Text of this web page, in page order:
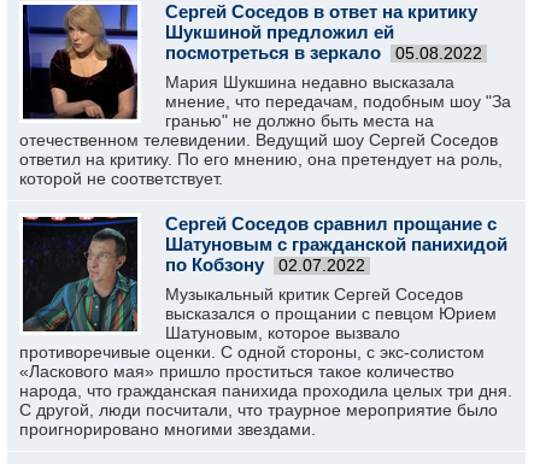
Сергей Соседов в ответ на критику
Шукшиной предложил ей
посмотреться в зеркало
05.08.2022
Мария Шукшина недавно высказала
мнение, что передачам, подобным шоу "За
гранью" не должно быть места на
отечественном телевидении. Ведущий шоу Сергей Соседов
ответил на критику. По его мнению, она претендует на роль,
которой не соответствует.
Сергей Соседов сравнил прощание с
Шатуновым с гражданской панихидой
по Кобзону
02.07.2022
Музыкальный критик Сергей Соседов
высказался о прощании с певцом Юрием
Шатуновым, которое вызвало
противоречивые оценки. С одной стороны, с экс-солистом
«Ласкового мая» пришло проститься такое количество
народа, что гражданская панихида проходила целых три дня.
С другой, люди посчитали, что траурное мероприятие было
проигнорировано многими звездами.